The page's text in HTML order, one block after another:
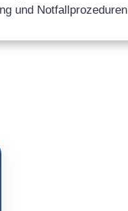
und Notfallprozeduren